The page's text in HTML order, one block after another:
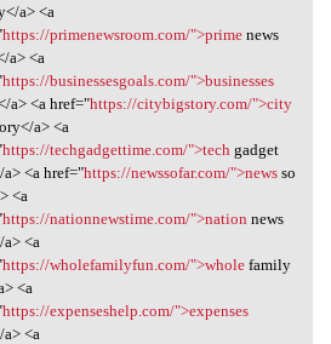
a> <a
https://primenewsroom.com/">primenews
a> <a
https://businessesgoals.com/">businesses
a> <a href="https://citybigstory.com/">city
a> <a
https://techgadgettime.com/">tech gadget
<a href="https://newssofar.com/">newsso
<a
https://nationnewstime.com/">nation news
<a
https://wholefamilyfun.com/">wholefamily
<a
https://expenseshelp.com/">expenses
<a